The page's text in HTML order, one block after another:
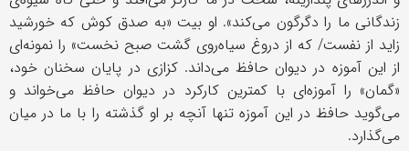
زندگانی ما را دگرگون می‌کند». او بیت «به صدق کوش که خورشید
زاید از نفست/ که از دروغ سیاه‌روی گشت صبح نخست» را نمونه‌ای
از این آموزه در دیوان حافظ می‌داند. کزازی در پایان سخنان خود،
«گمان» را آموزه‌ای با کمترین کارکرد در دیوان حافظ می‌خواند و
می‌گوید حافظ در این آموزه تنها آنچه بر او گذشته را با ما در میان
می‌گذارد.